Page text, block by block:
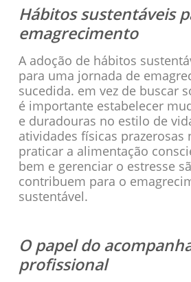
Hábitos sustentáveis
emagrecimento
A adoção de hábitos
para uma jornada de
sucedida. em vez de buscar
é importante estabelecer
e duradouras no estilo de
atividades físicas prazerosas
praticar a alimentação
bem e gerenciar o estresse
contribuem para o
sustentável.
O papel do
profissional